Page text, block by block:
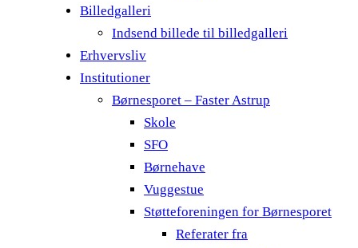
Billedgalleri
Indsend billede til billedgalleri
Erhvervsliv
Institutioner
Børnesporet – Faster Astrup
Skole
SFO
Børnehave
Vuggestue
Støtteforeningen for Børnesporet
Referater fra